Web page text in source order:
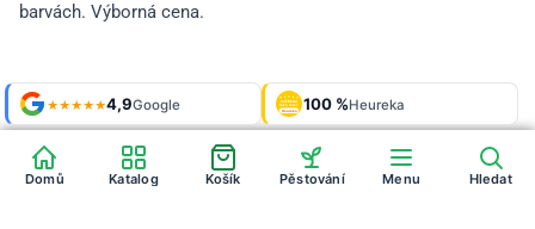
barvách. Výborná cena.
★★★★★4,9Google OVĚŘENO
ZÁKAZNÍKY
Heureka 100 %Heureka
Shop roku'24 + '25 Galerie925 fotek
Domů Katalog Košík Pěstování Menu Hledat